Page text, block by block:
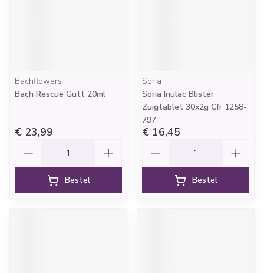
Bachflowers
Bach Rescue Gutt 20ml
€ 23,99
Bestel
Soria
Soria Inulac Blister
Zuigtablet 30x2g Cfr 1258-
797
€ 16,45
Bestel